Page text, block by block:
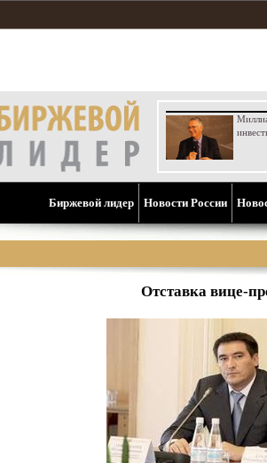
Биржевой лидер Новости России
Отставка вице-